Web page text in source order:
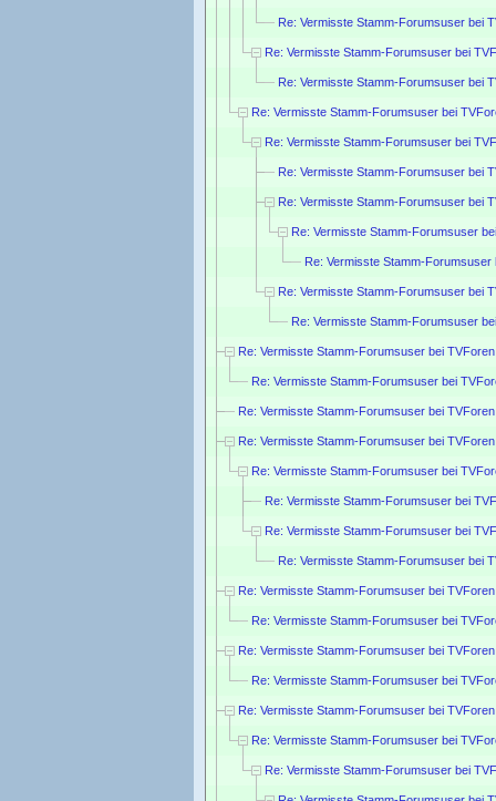
Re: Vermisste Stamm-Forumsuser bei
Re: Vermisste Stamm-Forumsuser bei
Re: Vermisste Stamm-Forumsuser bei
Re: Vermisste Stamm-Forumsuser bei
Re: Vermisste Stamm-Forumsuser bei
Re: Vermisste Stamm-Forumsuser bei
Re: Vermisste Stamm-Forumsuser bei
Re: Vermisste Stamm-Forumsuser
Re: Vermisste Stamm-Forumsuser
Re: Vermisste Stamm-Forumsuser bei
Re: Vermisste Stamm-Forumsuser
Re: Vermisste Stamm-Forumsuser bei
Re: Vermisste Stamm-Forumsuser bei
Re: Vermisste Stamm-Forumsuser bei
Re: Vermisste Stamm-Forumsuser bei
Re: Vermisste Stamm-Forumsuser bei
Re: Vermisste Stamm-Forumsuser bei
Re: Vermisste Stamm-Forumsuser bei
Re: Vermisste Stamm-Forumsuser bei
Re: Vermisste Stamm-Forumsuser bei
Re: Vermisste Stamm-Forumsuser bei
Re: Vermisste Stamm-Forumsuser bei
Re: Vermisste Stamm-Forumsuser bei
Re: Vermisste Stamm-Forumsuser bei
Re: Vermisste Stamm-Forumsuser bei
Re: Vermisste Stamm-Forumsuser bei